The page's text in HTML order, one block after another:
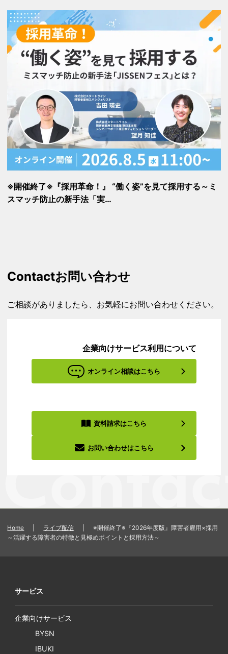
※開催終了※『採用革命！』 “働く姿”を見て採用する～ミ
スマッチ防止の新手法「実…
Contactお問い合わせ
ご相談がありましたら、お気軽にお問い合わせください。
企業向けサービス利用について
オンライン相談はこちら
資料請求はこちら
お問い合わせはこちら
Home ライブ配信
※開催終了※『2026年度版』障害者雇用×採用
～活躍する障害者の特徴と見極めポイントと採用方法～
サービス
企業向けサービス
BYSN
IBUKI